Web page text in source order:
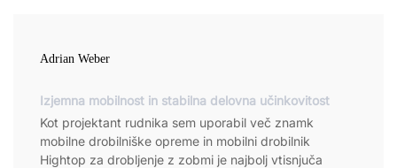
Adrian Weber
Izjemna mobilnost in stabilna delovna učinkovitost
Kot projektant rudnika sem uporabil več znamk
mobilne drobilniške opreme in mobilni drobilnik
Hightop za drobljenje z zobmi je najbolj vtisnjuča